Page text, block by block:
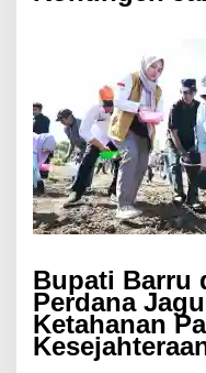
Bupati Barru
Perdana
Ketahanan